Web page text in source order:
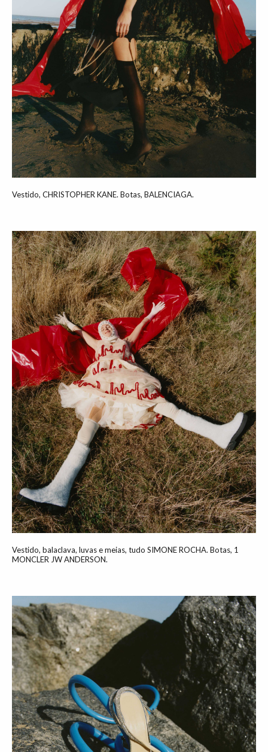
Vestido, CHRISTOPHER KANE. Botas, BALENCIAGA.
Vestido, balaclava, luvas e meias, tudo SIMONE ROCHA. Botas, 1
MONCLER JW ANDERSON.